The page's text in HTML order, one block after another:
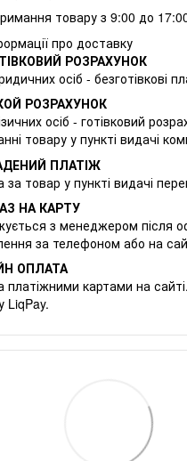
товару з 9:00 до
про доставку
РОЗРАХУНОК
осіб - безготівкові
РОЗРАХУНОК
осіб - готівковий
товару у пункті видачі
ПЛАТІЖ
товар у пункті видачі
НА КАРТУ
з менеджером після
за телефоном або на
ОПЛАТА
платіжними картами на
LiqPay.